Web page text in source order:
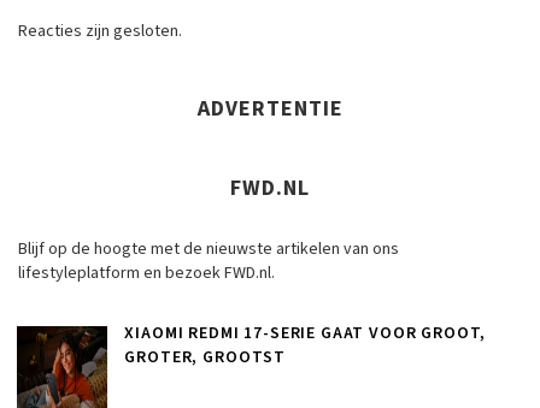
Reacties zijn gesloten.
ADVERTENTIE
FWD.NL
Blijf op de hoogte met de nieuwste artikelen van ons
lifestyleplatform en bezoek FWD.nl.
XIAOMI REDMI 17-SERIE GAAT VOOR GROOT,
GROTER, GROOTST